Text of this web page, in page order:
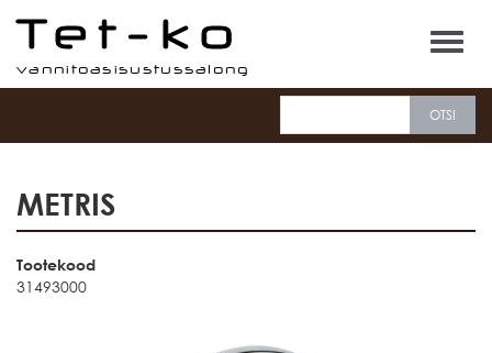
Tet-ko
METRIS
Tootekood
31493000